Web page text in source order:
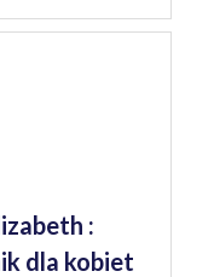
:
dla kobiet